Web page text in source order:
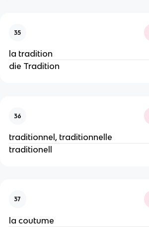
35
la tradition
die Tradition
36
traditionnel, traditionnelle
traditionell
37
la coutume